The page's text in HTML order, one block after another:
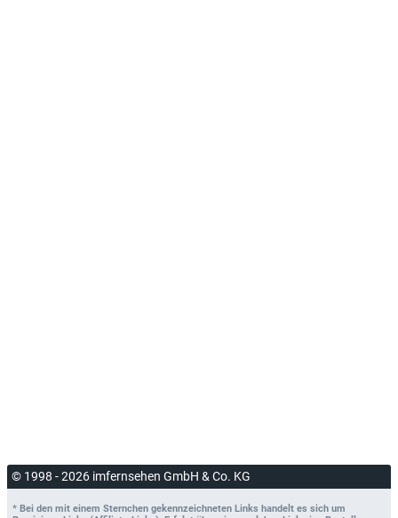
© 1998 - 2026 imfernsehen GmbH & Co. KG
* Bei den mit einem Sternchen gekennzeichneten Links handelt es sich um